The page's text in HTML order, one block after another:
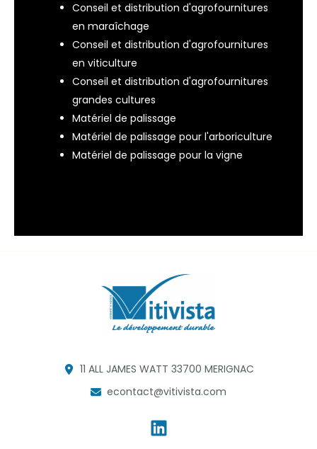
Conseil et distribution d'agrofournitures
en maraîchage
Conseil et distribution d'agrofournitures
en viticulture
Conseil et distribution d'agrofournitures
grandes cultures
Matériel de palissage
Matériel de palissage pour l'arboriculture
Matériel de palissage pour la vigne
11 ALL JAMES WATT 33700 MERIGNAC
econtact@vitivista.com